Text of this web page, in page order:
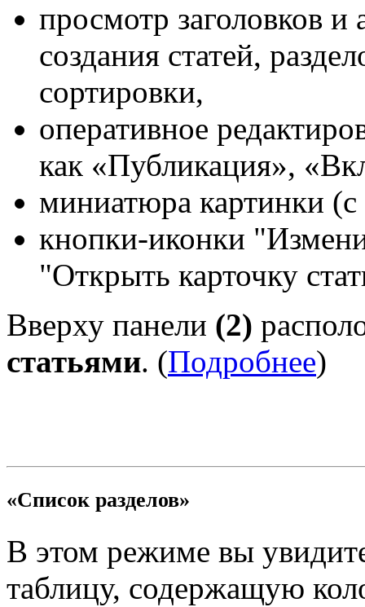
просмотр заголовков
создания статей,
сортировки,
оперативное
как «Публикация»,
миниатюра картинки
кнопки-иконки
"Открыть карточку
Вверху панели (2)
статьями. (Подробнее)
«Список разделов»
В этом режиме вы
таблицу, содержащую